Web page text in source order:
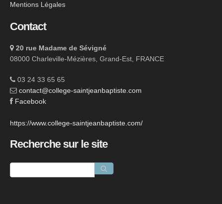
Mentions Légales
Contact
20 rue Madame de Sévigné
08000 Charleville-Mézières, Grand-Est, FRANCE
03 24 33 65 65
contact@college-saintjeanbaptiste.com
Facebook
https://www.college-saintjeanbaptiste.com/
Recherche sur le site